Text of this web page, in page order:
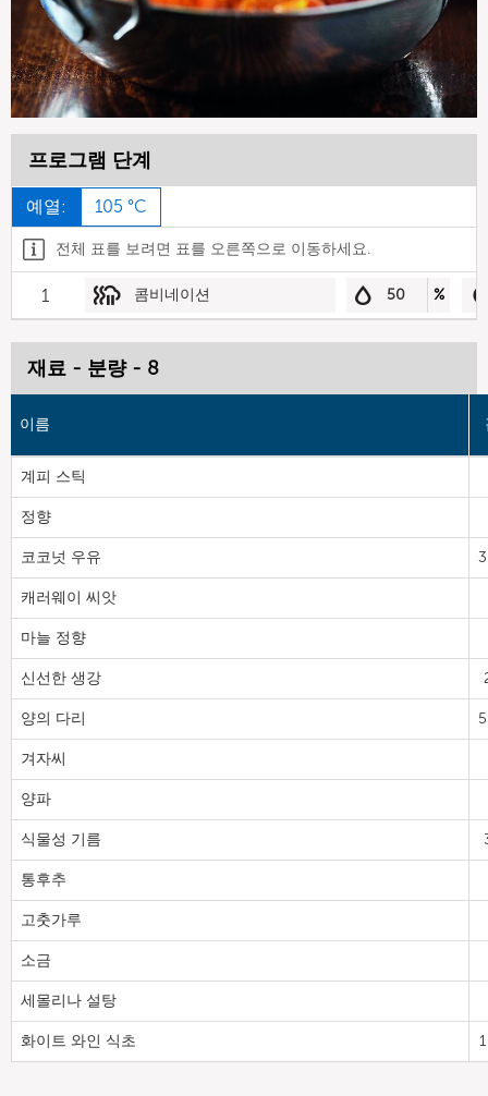
프로그램 단계
예열: 105 °C
전체 표를 보려면 표를 오른쪽으로 이동하세요.
1 콤비네이션 50 %
재료 - 분량 - 8
이름
계피 스틱
정향
코코넛 우유
캐러웨이 씨앗
마늘 정향
신선한 생강
양의 다리
겨자씨
양파
식물성 기름
통후추
고춧가루
소금
세몰리나 설탕
화이트 와인 식초